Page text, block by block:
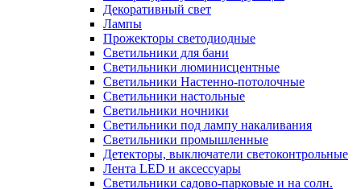
Декоративный свет
Лампы
Прожекторы светодиодные
Светильники для бани
Светильники люминисцентные
Светильники Настенно-потолочные
Светильники настольные
Светильники ночники
Светильники под лампу накаливания
Светильники промышленные
Детекторы, выключатели светоконтрольные
Лента LED и аксессуары
Светильники садово-парковые и на солн.